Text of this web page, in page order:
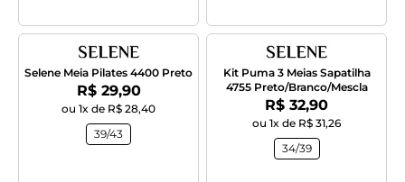
Selene Meia Pilates 4400 Preto
Por:
R$ 29,90
ou 1x de R$ 28,40
39/43
Kit Puma 3 Meias Sapatilha
4755 Preto/Branco/Mescla
Por:
R$ 32,90
ou 1x de R$ 31,26
34/39